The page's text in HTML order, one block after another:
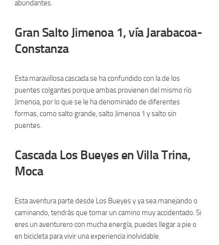
abundantes.
Gran Salto Jimenoa 1, vía Jarabacoa-
Constanza
Esta maravillosa cascada se ha confundido con la de los
puentes colgantes porque ambas provienen del mismo río
Jimenoa, por lo que se le ha denominado de diferentes
formas, como salto grande, salto Jimenoa 1 y salto sin
puentes.
Cascada Los Bueyes en Villa Trina,
Moca
Esta aventura parte desde Los Bueyes y ya sea manejando o
caminando, tendrás que tomar un camino muy accidentado. Si
eres un aventurero con mucha energía, puedes llegar a pie o
en bicicleta para vivir una experiencia inolvidable.